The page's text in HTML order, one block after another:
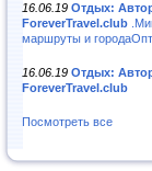
16.06.19 Отдых:
ForeverTravel.club
маршруты и
16.06.19 Отдых:
ForeverTravel.club
Посмотреть все